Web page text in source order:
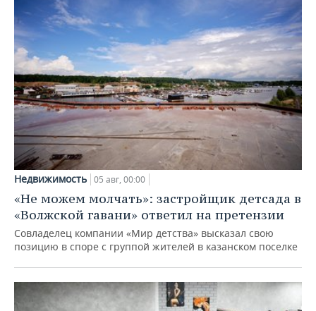
Недвижимость 05 авг, 00:00
«Не можем молчать»: застройщик детсада в
«Волжской гавани» ответил на претензии
Совладелец компании «Мир детства» высказал свою
позицию в споре с группой жителей в казанском поселке